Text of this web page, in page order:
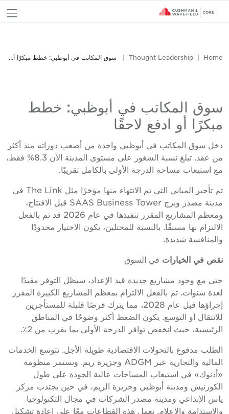
Home
Thought Leadership سوق المكاتب في أبوظبي: خطط مبكرًا أو ادفع لاحقًا
سوق المكاتب في أبوظبي: خطط
مبكرًا أو ادفع لاحقًا
دخل سوق المكاتب في أبوظبي واحدة من أصعب دوراته منذ أكثر
من عقد. تبلغ نسبة الشغور على مستوى المدينة الآن 8.3% فقط،
مع استيعاب مساحة الدرجة الأولى بالكامل تقريبًا.
تم تأجير المباني التي تم الانتهاء منها مؤخرًا مثل The Link في
مدينة مصدر وبرج SAAS Business Tower قبل الافتتاح،
ومعظم المشاريع المقرر تنفيذها في عام 2026 قد تم بالفعل
الالتزام بها مسبقًا. بالنسبة للمحتلين، يكون الاختيار محدودًا
والمنافسة شديدة.
نقص في الخيارات في السوق
حتى مع وجود مشاريع جديدة قيد الإعداد، سيظل التوفر مقيدًا
لعدة سنوات. تم بالفعل الالتزام بمعظم المشاريع الكبيرة المقرر
إجراؤها قبل عام 2028، مما يترك فرصًا قليلة للمستأجرين
للانتقال أو التوسع. يكون الضغط أكثر وضوحًا في المناطق
الرئيسية، حيث انخفض توافر الدرجة الأولى بما يقرب من 2٪.
الطلب مدفوع بالتحولات الاقتصادية طويلة الأجل. تتوسع الخدمات
المالية والتجارية عبر ADGM وجزيرة ريم. وتستمر منظومة
«أدنوك» في استيعاب المساحات عالية الجودة على طول
الكورنيش ومدينة أبوظبي وجزيرة الريم، في حين يجتذب مركز
ياس الإبداعي ومدينة مصدر الشركات في مجال التكنولوجيا
والاستدامة والإعلام. تعمل هذه القطاعات معًا على إعادة تشكيل